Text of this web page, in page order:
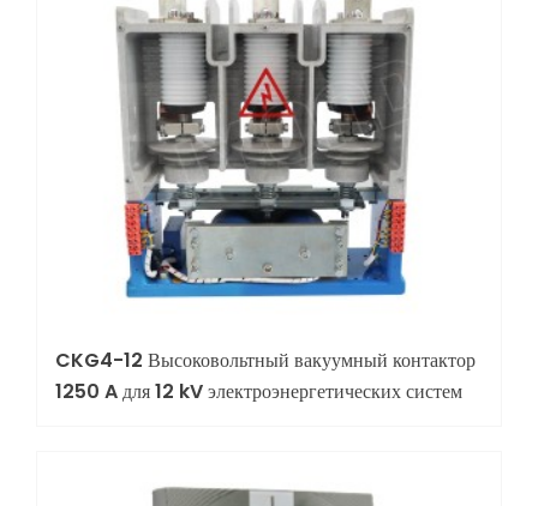
CKG4-12 Высоковольтный вакуумный контактор
1250 A для 12 kV электроэнергетических систем